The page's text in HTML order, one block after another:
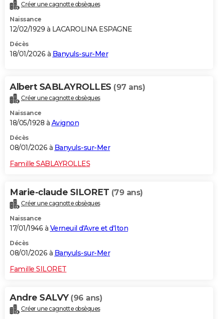
Créer une cagnotte obsèques
Naissance
12/02/1929 à LACAROLINA ESPAGNE
Décès
18/01/2026 à Banyuls-sur-Mer
Albert SABLAYROLLES (97 ans)
Créer une cagnotte obsèques
Naissance
18/05/1928 à Avignon
Décès
08/01/2026 à Banyuls-sur-Mer
Famille SABLAYROLLES
Marie-claude SILORET (79 ans)
Créer une cagnotte obsèques
Naissance
17/01/1946 à Verneuil d'Avre et d'Iton
Décès
08/01/2026 à Banyuls-sur-Mer
Famille SILORET
Andre SALVY (96 ans)
Créer une cagnotte obsèques